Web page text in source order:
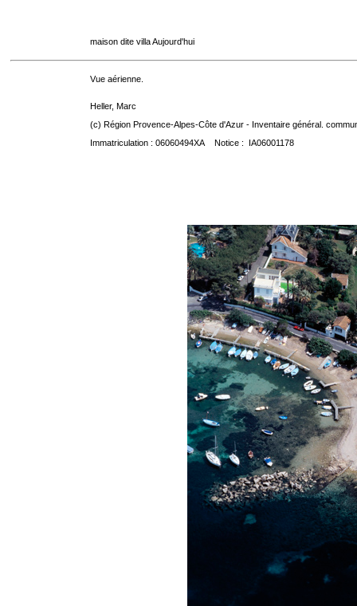
maison dite villa Aujourd'hui
Vue aérienne.
Heller, Marc
(c) Région Provence-Alpes-Côte d'Azur - Inventaire général.
Immatriculation : 06060494XA Notice : IA06001178